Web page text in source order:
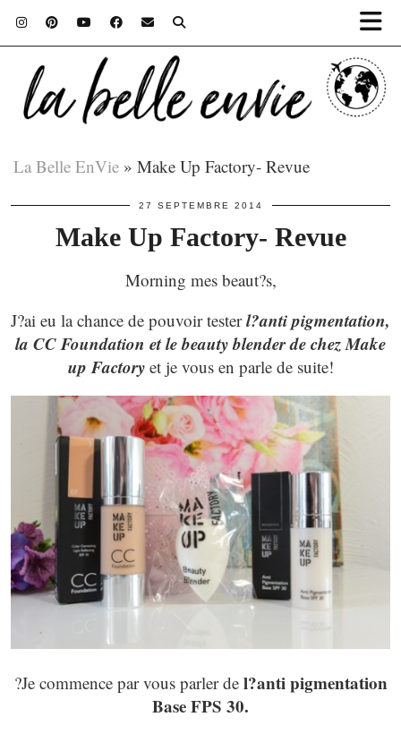
La Belle EnVie » Make Up Factory- Revue
27 SEPTEMBRE 2014
Make Up Factory- Revue
Morning mes beaut?s,
J?ai eu la chance de pouvoir testerl?anti pigmentation,
la CC Foundation et le beauty blender de chez Make
up Factoryet je vous en parle de suite!
?Je commence par vous parler de l?anti pigmentation
Base FPS 30.